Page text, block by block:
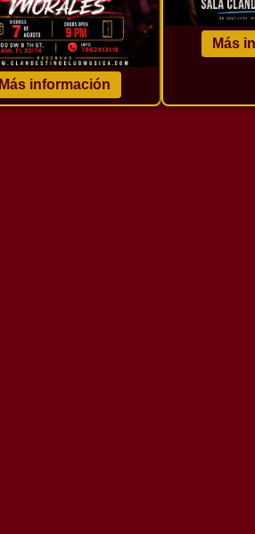
Más información
Más